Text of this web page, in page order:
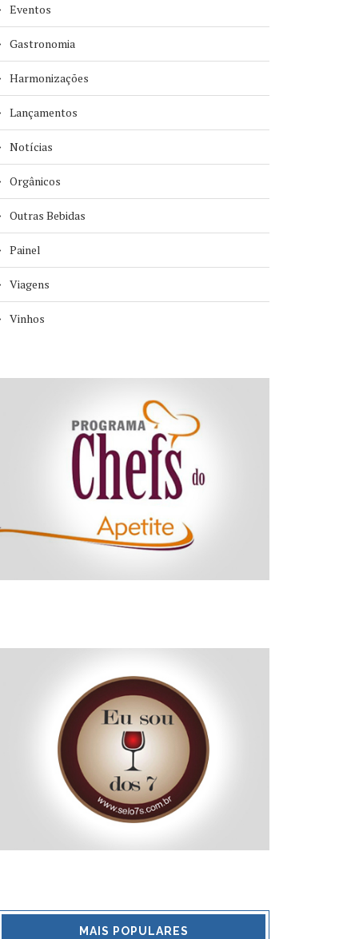
AFINAL O QUE É A
NOS VINHOS?
ANIVERSÁRIO
Eventos
Gastronomia
Harmonizações
Lançamentos
Notícias
Orgânicos
Outras Bebidas
Painel
Viagens
Vinhos
MAIS POPULARES